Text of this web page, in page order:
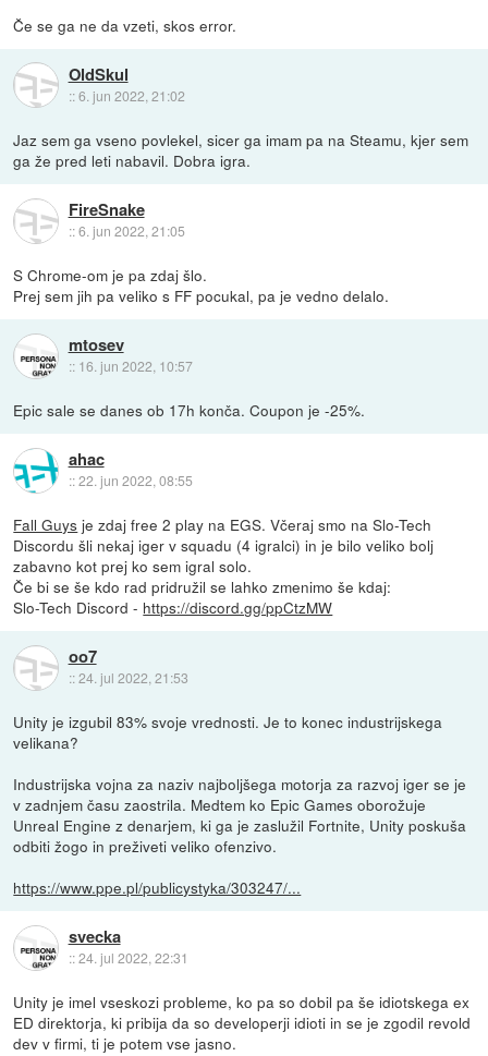
Če se ga ne da vzeti, skos error.
OldSkul
::6. jun 2022, 21:02
Jaz sem ga vseno povlekel, sicer ga imam pa na Steamu, kjer sem
ga že pred leti nabavil. Dobra igra.
FireSnake
::6. jun 2022, 21:05
S Chrome-om je pa zdaj šlo.
Prej sem jih pa veliko s FF pocukal, pa je vedno delalo.
mtosev
:: 16. jun 2022, 10:57
Epic sale se danes ob 17h konča. Coupon je -25%.
ahac
::22. jun 2022, 08:55
Fall Guys je zdaj free 2 play na EGS. Včeraj smo na Slo-Tech
Discordu šli nekaj iger v squadu (4 igralci) in je bilo veliko bolj
zabavno kot prej ko sem igral solo.
Če bi se še kdo rad pridružil se lahko zmenimo še kdaj:
Slo-Tech Discord - https://discord.gg/ppCtzMW
oo7
::24. jul 2022, 21:53
Unity je izgubil 83% svoje vrednosti. Je to konec industrijskega
velikana?
Industrijska vojna za naziv najboljšega motorja za razvoj iger se je
v zadnjem času zaostrila. Medtem ko Epic Games oborožuje
Unreal Engine z denarjem, ki ga je zaslužil Fortnite, Unity poskuša
odbiti žogo in preživeti veliko ofenzivo.
https://www.ppe.pl/publicystyka/303247/...
svecka
::24. jul 2022, 22:31
Unity je imel vseskozi probleme, ko pa so dobil pa še idiotskega ex
ED direktorja, ki pribija da so developerji idioti in se je zgodil revold
dev v firmi, ti je potem vse jasno.